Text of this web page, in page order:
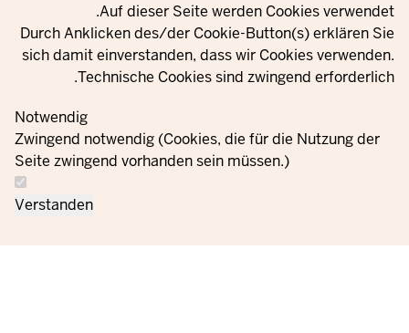
Privacy settings
Auf dieser Seite werden Cookies verwendet.
Durch Anklicken des/der Cookie-Button(s) erklären Sie
sich damit einverstanden, dass wir Cookies verwenden.
Technische Cookies sind zwingend erforderlich.
Notwendig
Zwingend notwendig (Cookies, die für die Nutzung der
Seite zwingend vorhanden sein müssen.)
Verstanden
إعدادات ملفات تعريف
الارتباط
يوتيوب
© 2021 - 2026 Ministerium für Kinder, Jugend, Familie,
Gleichstellung, Flucht und Integration des Landes Nordrhein-